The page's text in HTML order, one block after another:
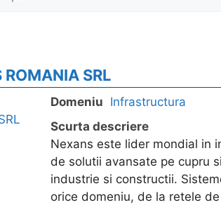
ROMANIA SRL
Domeniu Infrastructura
Scurta descriere
Nexans este lider mondial in
de solutii avansate pe cupru
industrie si constructii.
orice domeniu, de la retele